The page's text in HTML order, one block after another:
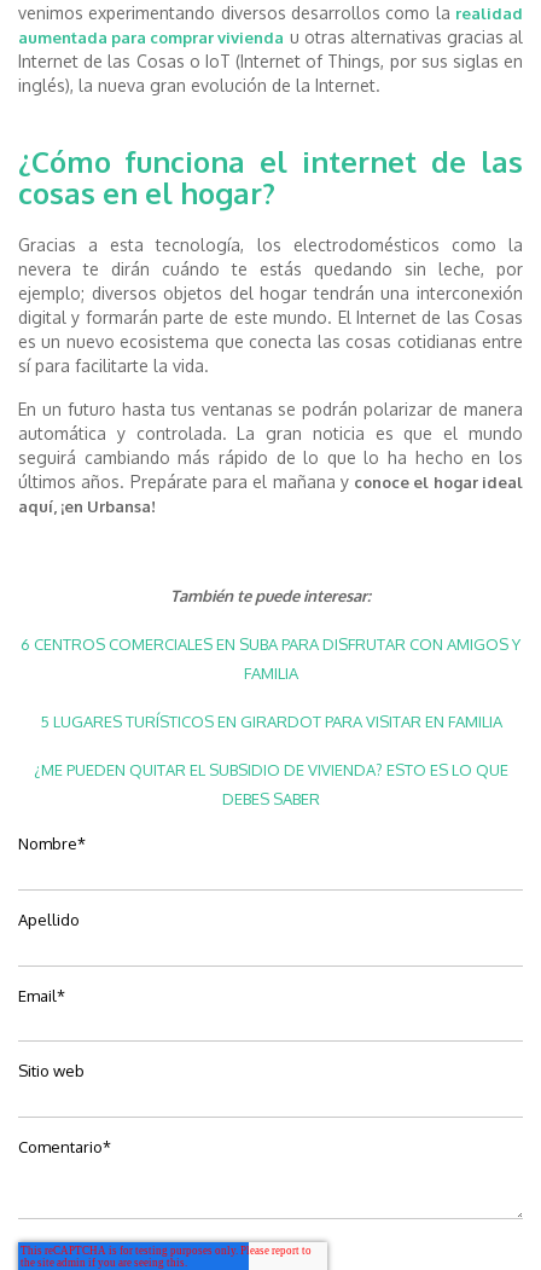
venimos experimentando diversos desarrollos como la realidad
aumentada para comprar vivienda u otras alternativas gracias al
Internet de las Cosas o IoT (Internet of Things, por sus siglas en
inglés), la nueva gran evolución de la Internet.
¿Cómo funciona el internet de las
cosas en el hogar?
Gracias a esta tecnología, los electrodomésticos como la
nevera te dirán cuándo te estás quedando sin leche, por
ejemplo; diversos objetos del hogar tendrán una interconexión
digital y formarán parte de este mundo. El Internet de las Cosas
es un nuevo ecosistema que conecta las cosas cotidianas entre
sí para facilitarte la vida.
En un futuro hasta tus ventanas se podrán polarizar de manera
automática y controlada. La gran noticia es que el mundo
seguirá cambiando más rápido de lo que lo ha hecho en los
últimos años. Prepárate para el mañana y conoce el hogar ideal
aquí, ¡en Urbansa!
También te puede interesar:
6 CENTROS COMERCIALES EN SUBA PARA DISFRUTAR CON AMIGOS Y
FAMILIA
5 LUGARES TURÍSTICOS EN GIRARDOT PARA VISITAR EN FAMILIA
¿ME PUEDEN QUITAR EL SUBSIDIO DE VIVIENDA? ESTO ES LO QUE
DEBES SABER
Nombre*
Apellido
Email*
Sitio web
Comentario*